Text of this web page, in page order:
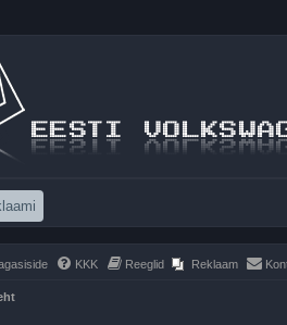
new tab)
KKK Reeglid Reklaam